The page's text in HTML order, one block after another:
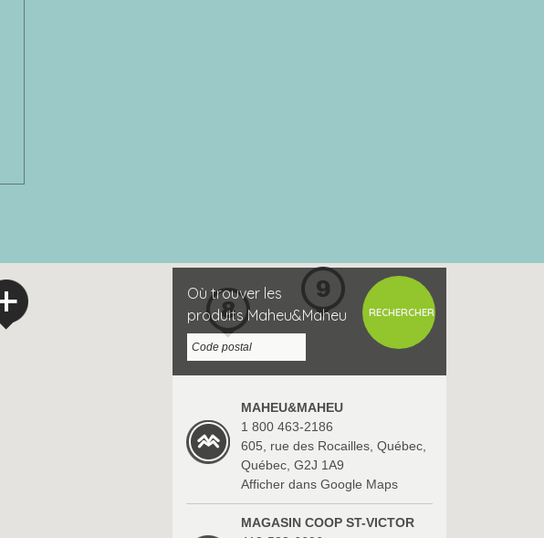
Où trouver les
produits Maheu&Maheu
MAHEU&MAHEU
1 800 463-2186
605, rue des Rocailles, Québec,
Québec, G2J 1A9
Afficher dans Google Maps
MAGASIN COOP ST-VICTOR
2